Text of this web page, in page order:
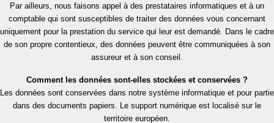
Par ailleurs, nous faisons appel à des prestataires informatiques et à un
comptable qui sont susceptibles de traiter des données vous concernant
uniquement pour la prestation du service qui leur est demandé. Dans le cadre
de son propre contentieux, des données peuvent être communiquées à son
assureur et à son conseil.
Comment les données sont-elles stockées et conservées ?
Les données sont conservées dans notre système informatique et pour partie
dans des documents papiers. Le support numérique est localisé sur le
territoire européen.